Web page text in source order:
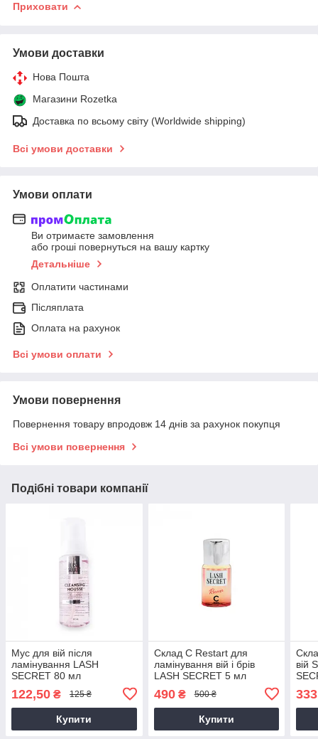
Приховати
Умови доставки
Нова Пошта
Магазини Rozetka
Доставка по всьому світу (Worldwide shipping)
Всі умови доставки
Умови оплати
Ви отримаєте замовлення
або гроші повернуться на вашу картку
Детальніше
Оплатити частинами
Післяплата
Оплата на рахунок
Всі умови оплати
Умови повернення
Повернення товару впродовж 14 днів за рахунок покупця
Всі умови повернення
Подібні товари компанії
Мус для вій після
ламінування LASH
SECRET 80 мл
122,50 ₴ 125 ₴
Купити
Склад C Restart для
ламінування вій і брів
LASH SECRET 5 мл
490₴ 500 ₴
Купити
вій